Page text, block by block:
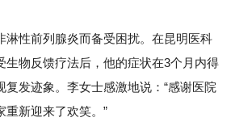
性前列腺炎而备受困扰。在昆明医科
生物反馈疗法后，他的症状在3个月内得
复发迹象。李女士感激地说：“感谢医院
重新迎来了欢笑。”